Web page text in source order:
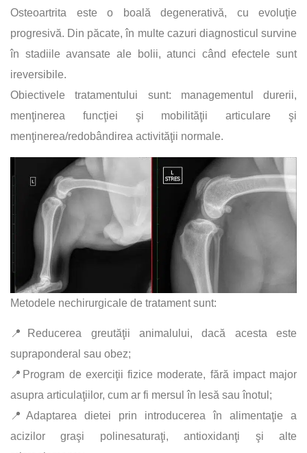
Osteoartrita este o boală degenerativă, cu evoluţie
progresivă. Din păcate, în multe cazuri diagnosticul survine
în stadiile avansate ale bolii, atunci când efectele sunt
ireversibile.
Obiectivele tratamentului sunt: managementul durerii,
menţinerea funcţiei şi mobilităţii articulare şi
menţinerea/redobândirea activităţii normale.
Metodele nechirurgicale de tratament sunt:
📍Reducerea greutăţii animalului, dacă acesta este
supraponderal sau obez;
📍Program de exerciţii fizice moderate, fără impact major
asupra articulaţiilor, cum ar fi mersul în lesă sau înotul;
📍Adaptarea dietei prin introducerea în alimentaţie a
acizilor graşi polinesaturaţi, antioxidanţi şi alte